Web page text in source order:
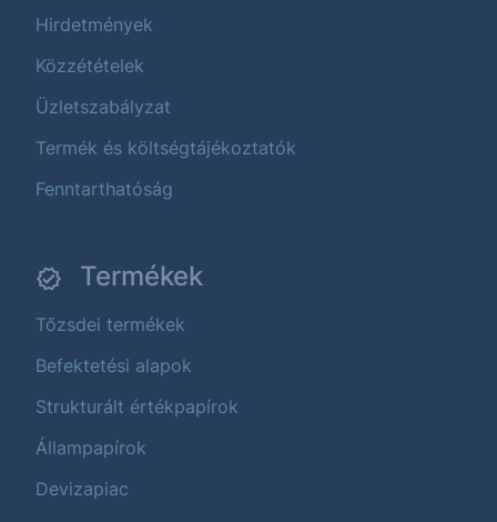
Hirdetmények
Közzétételek
Üzletszabályzat
Termék és költségtájékoztatók
Fenntarthatóság
Termékek
Tőzsdei termékek
Befektetési alapok
Strukturált értékpapírok
Állampapírok
Devizapiac